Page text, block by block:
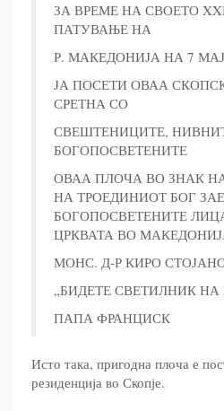
ЗА ВРЕМЕ НА СВОЕТО
ПАТУВАЊЕ НА
Р. МАКЕДОНИЈА НА 7
ЈА ПОСЕТИ ОВАА
СРЕТНА СО
СВЕШТЕНИЦИТЕ,
БОГОПОСВЕТЕНИТЕ
ОВАА ПЛОЧА ВО ЗНАК
НА ТРОЕДИНИОТ БОГ
БОГОПОСВЕТЕНИТЕ
ЦРКВАТА ВО
МОНС. Д-Р КИРО
„БИДЕТЕ СВЕТИЛНИК НА
ПАПА ФРАНЦИСК
Исто така, пригодна плоча е
резиденција во Скопје.